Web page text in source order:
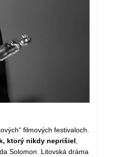
filmových festivaloch.
ktorý nikdy neprišiel,
Solomon. Litovská dráma